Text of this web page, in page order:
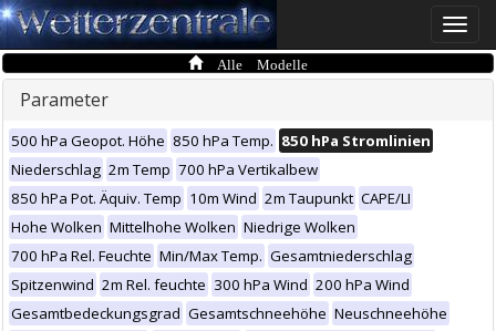
Toggle
Alle Modelle
Parameter
500 hPa Geopot. Höhe 850 hPa Temp. 850 hPa Stromlinien
Niederschlag 2m Temp 700 hPa Vertikalbew
850 hPa Pot. Äquiv. Temp 10m Wind 2m Taupunkt CAPE/LI
Hohe Wolken Mittelhohe Wolken Niedrige Wolken
700 hPa Rel. Feuchte Min/Max Temp. Gesamtniederschlag
Spitzenwind 2m Rel. feuchte 300 hPa Wind 200 hPa Wind
Gesamtbedeckungsgrad Gesamtschneehöhe Neuschneehöhe